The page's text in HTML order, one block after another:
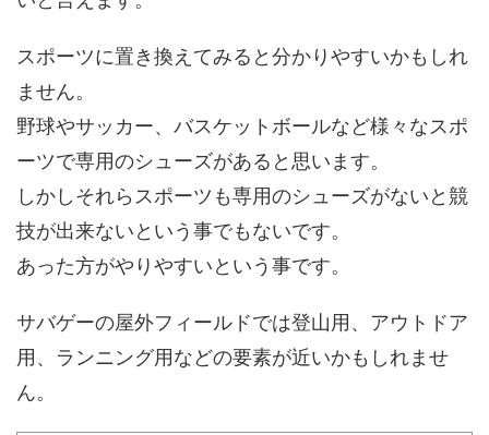
スポーツに置き換えてみると分かりやすいかもしれ
ません。
野球やサッカー、バスケットボールなど様々なスポ
ーツで専用のシューズがあると思います。
しかしそれらスポーツも専用のシューズがないと競
技が出来ないという事でもないです。
あった方がやりやすいという事です。
サバゲーの屋外フィールドでは登山用、アウトドア
用、ランニング用などの要素が近いかもしれませ
ん。